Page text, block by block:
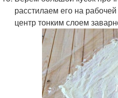
расстилаем его на
центр тонким слоем